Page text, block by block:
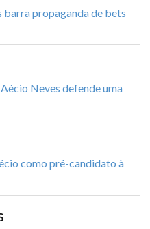
barra propaganda de bets
Neves defende uma
como pré-candidato à